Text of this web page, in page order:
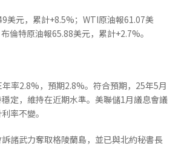
美元，累計+8.5%；WTI原油報61.07美
倫特原油報65.88美元，累計+2.7%。
年率2.8%，預期2.8%。符合預期，25年5月
定，維持在近期水準。美聯儲1月議息會議
率不變。
諸武力奪取格陵蘭島，並已與北約秘書長